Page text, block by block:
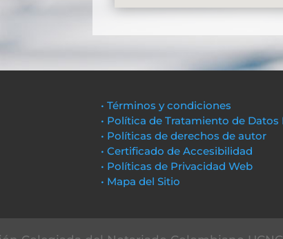
• Términos y condiciones
• Política de Tratamiento de Datos
• Políticas de derechos de autor
• Certificado de Accesibilidad
• Políticas de Privacidad Web
• Mapa del Sitio